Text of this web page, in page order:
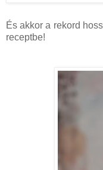
És akkor a rekord
receptbe!